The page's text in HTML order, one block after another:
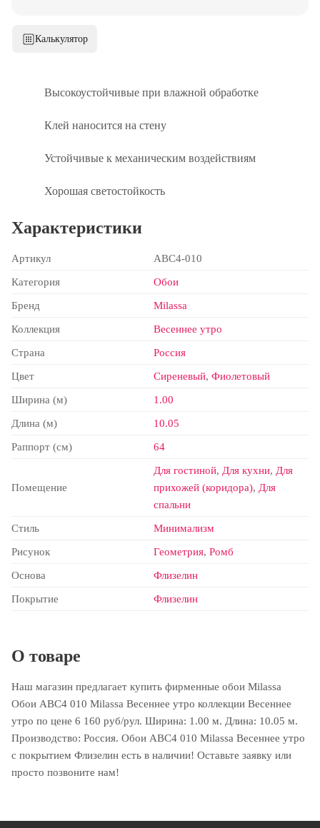
Калькулятор
Характеристики
Артикул ABC4-010
Категория Обои
Бренд Milassa
Коллекция Весеннее утро
Страна Россия
Цвет Сиреневый, Фиолетовый
Ширина (м) 1.00
Длина (м) 10.05
Раппорт (см) 64
Помещение
Для гостиной, Для кухни, Для
прихожей (коридора), Для
спальни
Стиль Минимализм
Рисунок Геометрия, Ромб
Основа Флизелин
Покрытие Флизелин
Высокоустойчивые при влажной обработке
Клей наносится на стену
Устойчивые к механическим воздействиям
Хорошая светостойкость
О товаре
Наш магазин предлагает купить фирменные обои Milassa
Обои ABC4 010 Milassa Весеннее утро коллекции Весеннее
утро по цене 6 160 руб/рул. Ширина: 1.00 м. Длина: 10.05 м.
Производство: Россия. Обои ABC4 010 Milassa Весеннее утро
с покрытием Флизелин есть в наличии! Оставьте заявку или
просто позвоните нам!